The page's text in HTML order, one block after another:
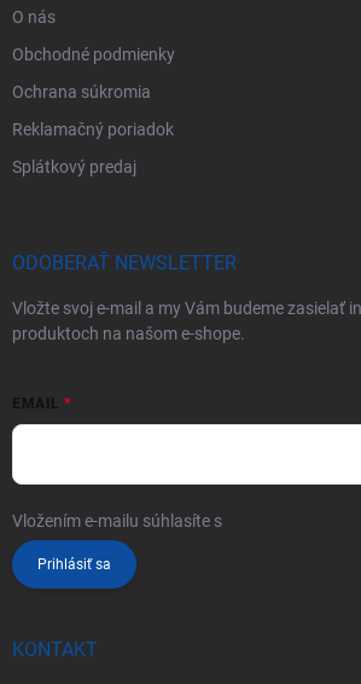
O nás
Obchodné podmienky
Ochrana súkromia
Reklamačný poriadok
Splátkový predaj
ODOBERAŤ NEWSLETTER
Vložte svoj e-mail a my Vám budeme zasielať
produktoch na našom e-shope.
EMAIL
Vložením e-mailu súhlasíte s
Prihlásiť sa
KONTAKT